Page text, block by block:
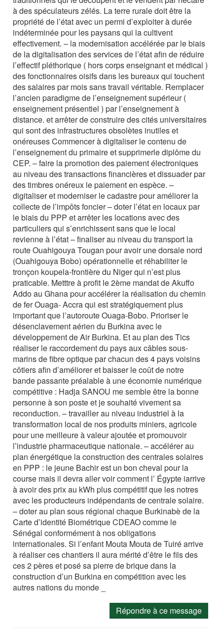
à des spéculateurs zélés. La terre rurale doit être la
propriété de l’état avec un permi d’exploiter à durée
indéterminée pour les paysans qui la cultivent
effectivement. – la modernisation accélérée par le biais
de la digitalisation des services de l’état afin de réduire
l’effectif pléthorique ( hors corps enseignant et médical )
des fonctionnaires oisifs dans les bureaux qui touchent
des salaires par mois sans travail véritable. Remplacer
l’ancien paradigme de l’enseignement supérieur (
enseignement présentiel ) par l’enseignement à
distance. et arrêter de construire des cités universitaires
qui sont des infrastructures obsolètes inutiles et
onéreuses Commencer à digitaliser le contenu de
l’enseignement du primaire et supprimerle diplôme du
CEP. – faire la promotion des paiement électroniques
au niveau des transactions financières et dissuader par
des timbres onéreux le paiement en espèce. –
digitaliser et moderniser le cadastre pour améliorer la
collecte de l’impôts foncier – doter l’état en locaux par
le biais du PPP et arrêter les locations avec des
particuliers qui s’enrichissent sans que le local
revienne à l’état – finaliser au niveau du transport la
route Ouahigouya Tougan pour avoir une dorsale nord
(Ouahigouya Bobo) opérationnelle et réhabiliter le
tronçon koupela-frontière du Niger qui n’est plus
praticable. Metttre à profit le 2ème mandat de Akuffo
Addo au Ghana pour accélérer la réalisation du chemin
de fer Ouaga- Accra qui est stratégiquement plus
important que l’autoroute Ouaga-Bobo. Prioriser le
désenclavement aérien du Burkina avec le
développement de Air Burkina. Et au plan des Tics
réaliser le raccordement du pays aux câbles sous-
marins de fibre optique par chacun des 4 pays voisins
côtiers afin d’améliorer et baisser le coût de notre
bande passante préalable à une économie numérique
compétitive : Hadja SANOU me semble être la bonne
personne à son poste et je souhaité vivement sa
reconduction. – travailler au niveau industriel à la
transformation local de nos produits miniers, agricole
pour une meilleure à valeur ajoutée et promouvoir
l’industrie pharmaceutique nationale. – accélérer au
plan énergétique la construction des centrales solaires
en PPP : le jeune Bachir est un bon cheval pour la
course mais il devra aller voir comment l’ Égypte iarrive
à avoir des prix au kWh plus compétitif que les notres
avec les producteurs indépendants de centrale solaire.
– doter au plan sous régional chaque Burkinabè de la
Carte d’identité Biométrique CDEAO comme le
Sénégal conformément à nos obligations
internationales. Si l’enfant Mouta Mouta de Tuiré arrive
à réaliser ces chantiers il aura mérité d’être le fils des
ces 2 pères et posé sa pierre de brique dans la
construction d’un Burkina en compétition avec les
autres nations du monde _
Répondre à ce message